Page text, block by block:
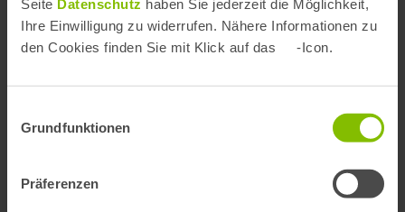
Seite Datenschutz haben Sie jederzeit die Möglichkeit,
Ihre Einwilligung zu widerrufen. Nähere Informationen zu
den Cookies finden Sie mit Klick auf das
-Icon.
Grundfunktionen
Präferenzen
Hebammenversorgung